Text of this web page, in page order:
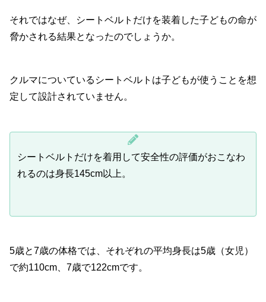
それではなぜ、シートベルトだけを装着した子どもの命が
脅かされる結果となったのでしょうか。
クルマについているシートベルトは子どもが使うことを想
定して設計されていません。
シートベルトだけを着用して安全性の評価がおこなわ
れるのは身長145cm以上。
5歳と7歳の体格では、それぞれの平均身長は5歳（女児）
で約110cm、7歳で122cmです。